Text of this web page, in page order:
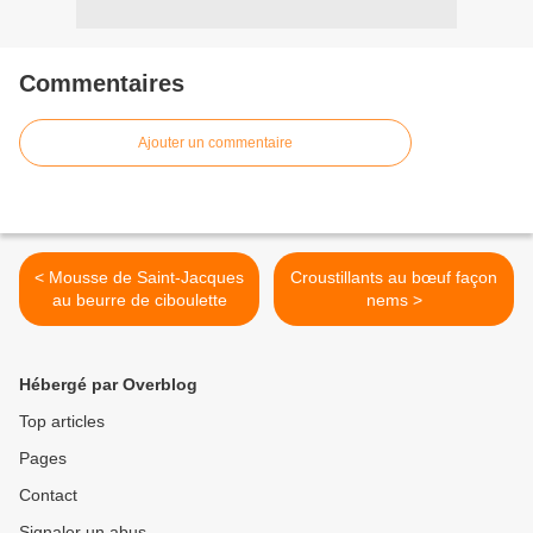
Commentaires
Ajouter un commentaire
< Mousse de Saint-Jacques
au beurre de ciboulette
Croustillants au bœuf façon
nems >
Hébergé par Overblog
Top articles
Pages
Contact